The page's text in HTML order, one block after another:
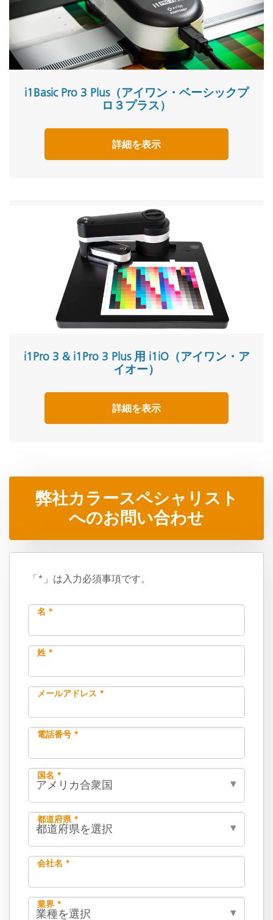
i1Basic Pro 3 Plus（アイワン・ベーシックプ
ロ３プラス）
詳細を表示
i1Pro 3 & i1Pro 3 Plus 用 i1iO（アイワン・ア
イオー）
詳細を表示
弊社カラースペシャリスト
へのお問い合わせ
「*」は入力必須事項です。
名 *
姓 *
メールアドレス *
電話番号 *
国名 *
都道府県 *
会社名 *
業界 *